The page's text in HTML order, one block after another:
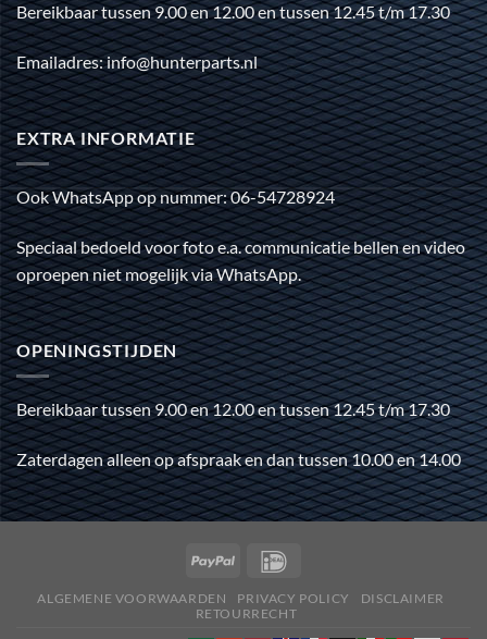
Bereikbaar tussen 9.00 en 12.00 en tussen 12.45 t/m 17.30
Emailadres: info@hunterparts.nl
EXTRA INFORMATIE
Ook WhatsApp op nummer: 06-54728924
Speciaal bedoeld voor foto e.a. communicatie bellen en video
oproepen niet mogelijk via WhatsApp.
OPENINGSTIJDEN
Bereikbaar tussen 9.00 en 12.00 en tussen 12.45 t/m 17.30
Zaterdagen alleen op afspraak en dan tussen 10.00 en 14.00
ALGEMENE VOORWAARDEN PRIVACY POLICY
DISCLAIMER
RETOURRECHT